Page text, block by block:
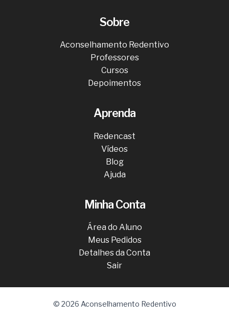
Sobre
Aconselhamento Redentivo
Professores
Cursos
Depoimentos
Aprenda
Redencast
Vídeos
Blog
Ajuda
Minha Conta
Área do Aluno
Meus Pedidos
Detalhes da Conta
Sair
© 2026 Aconselhamento Redentivo